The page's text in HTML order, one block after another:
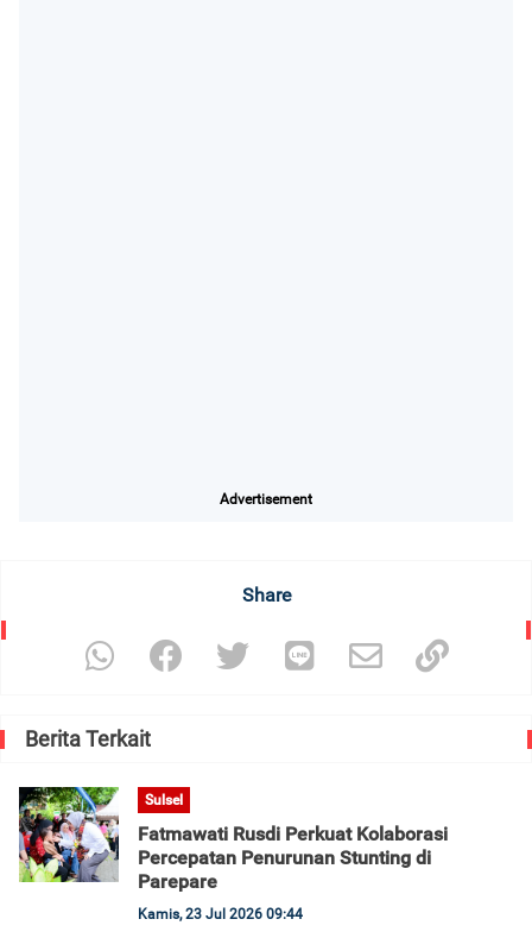
Advertisement
Share
Berita Terkait
Sulsel
Fatmawati Rusdi Perkuat Kolaborasi
Percepatan Penurunan Stunting di
Parepare
Kamis, 23 Jul 2026 09:44